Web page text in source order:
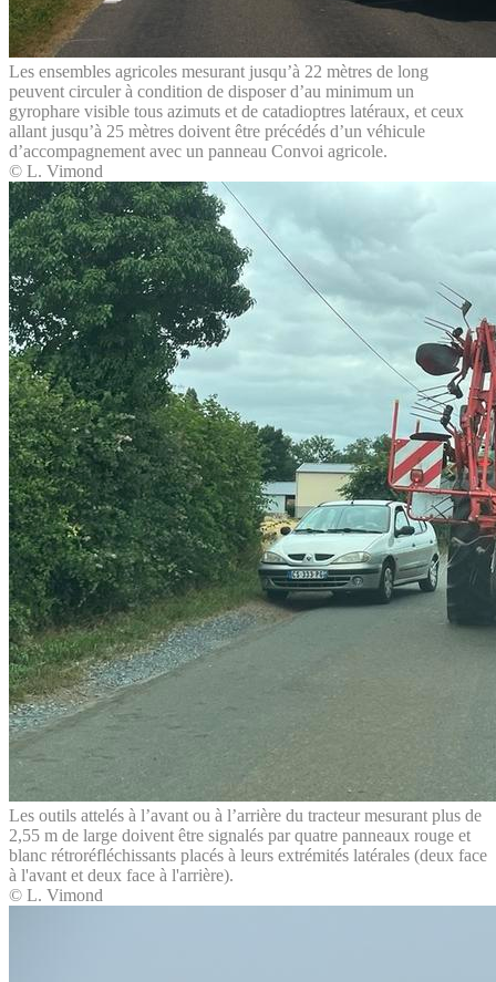
Les ensembles agricoles mesurant jusqu’à 22 mètres de long
peuvent circuler à condition de disposer d’au minimum un
gyrophare visible tous azimuts et de catadioptres latéraux, et ceux
allant jusqu’à 25 mètres doivent être précédés d’un véhicule
d’accompagnement avec un panneau Convoi agricole.
© L. Vimond
Les outils attelés à l’avant ou à l’arrière du tracteur mesurant plus de
2,55 m de large doivent être signalés par quatre panneaux rouge et
blanc rétroréfléchissants placés à leurs extrémités latérales (deux face
à l'avant et deux face à l'arrière).
© L. Vimond